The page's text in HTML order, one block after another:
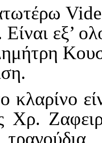
εξ’
κλαρίνο
Χρ.